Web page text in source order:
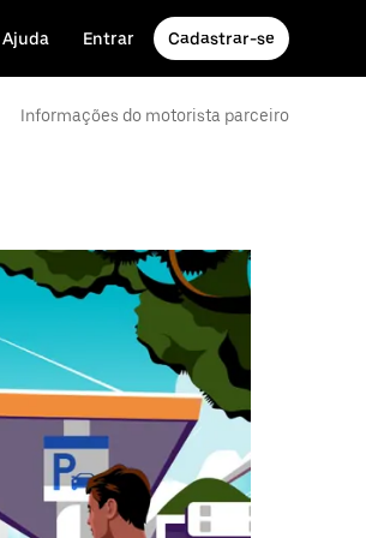
Ajuda Entrar Cadastrar-se
Informações do motorista parceiro